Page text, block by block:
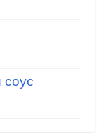
соус